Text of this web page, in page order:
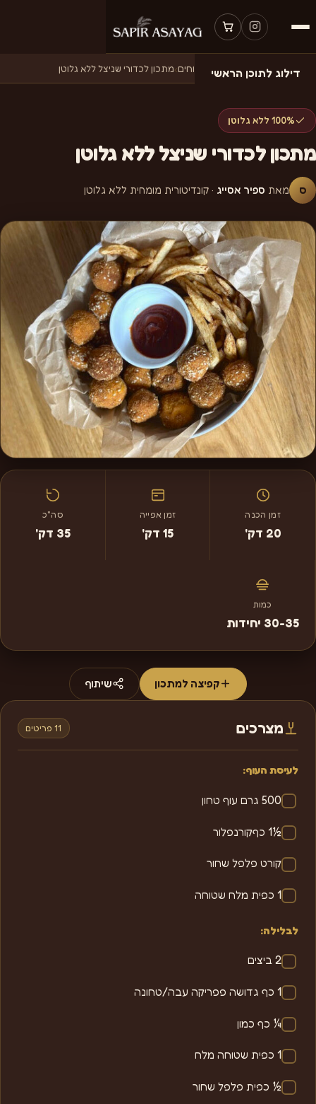
דילוג לתוכן הראשי
דף הבית›מתכונים ›בישולים ומלוחים›מתכון לכדורי שניצל ללא גלוטן
100% ללא גלוטן
מתכון לכדורי שניצל ללא גלוטן
ס מאת ספיר אסייג · קונדיטורית מומחית ללא גלוטן
זמן הכנה
20 דק'
זמן אפייה
15 דק'
סה"כ
35 דק'
כמות
30-35 יחידות
קפיצה למתכון שיתוף
מצרכים 11 פריטים
לעיסת העוף:
500 גרם עוף טחון
½1 כףקורנפלור
קורט פלפל שחור
1 כפית מלח שטוחה
לבלילה:
2 ביצים
1 כף גדושה פפריקה עבה/טחונה
¼ כף כמון
1 כפית שטוחה מלח
½ כפית פלפל שחור